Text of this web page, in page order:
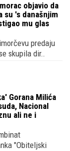
objavio da
su 's današnjim
mu glas
predaju
skupila dir..
Gorana Milića
Nacional
ali ne i
"Obiteljski